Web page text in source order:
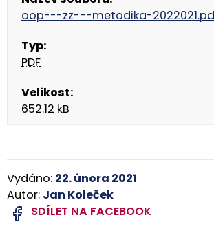
oop---zz---metodika-
PDF
652.12 kB
SDÍLET NA FACEBOOK
Vydáno: 22. února 2021
Autor: Jan Koleček